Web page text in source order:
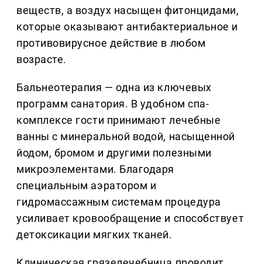
веществ, а воздух насыщен фитонцидами,
которые оказывают антибактериальное и
противовирусное действие в любом
возрасте.
Бальнеотерапия — одна из ключевых
программ санатория. В удобном спа-
комплексе гости принимают лечебные
ванны с минеральной водой, насыщенной
йодом, бромом и другими полезными
микроэлементами. Благодаря
специальным аэратором и
гидромассажным системам процедура
усиливает кровообращение и способствует
детоксикации мягких тканей.